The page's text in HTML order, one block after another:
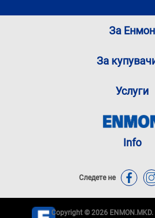
За Енмон
За
Услуги
Info
Следете не
Copyright © 2026